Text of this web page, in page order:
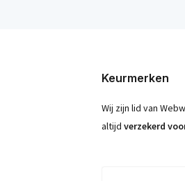
Keurmerken
Wij zijn lid van
altijd verzekerd